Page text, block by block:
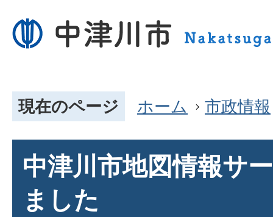
現在のページ ホーム 市政情報
中津川市地図情報サ
ました